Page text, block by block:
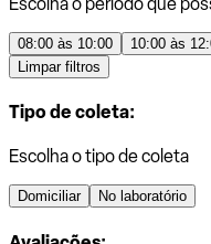
08:00 às 10:00 10:00 às
Limpar filtros
Tipo de coleta:
Escolha o tipo de coleta
Domiciliar No laboratório